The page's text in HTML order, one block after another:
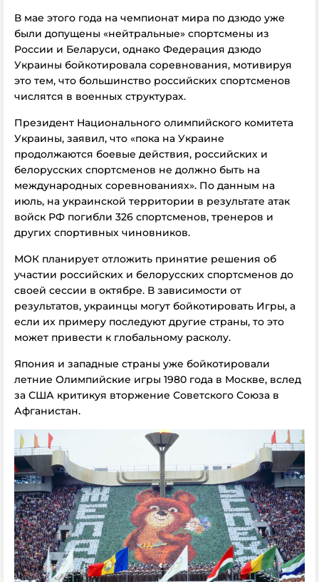
В мае этого года на чемпионат мира по дзюдо уже
были допущены «нейтральные» спортсмены из
России и Беларуси, однако Федерация дзюдо
Украины бойкотировала соревнования, мотивируя
это тем, что большинство российских спортсменов
числятся в военных структурах.
Президент Национального олимпийского комитета
Украины, заявил, что «пока на Украине
продолжаются боевые действия, российских и
белорусских спортсменов не должно быть на
международных соревнованиях». По данным на
июль, на украинской территории в результате атак
войск РФ погибли 326 спортсменов, тренеров и
других спортивных чиновников.
МОК планирует отложить принятие решения об
участии российских и белорусских спортсменов до
своей сессии в октябре. В зависимости от
результатов, украинцы могут бойкотировать Игры, а
если их примеру последуют другие страны, то это
может привести к глобальному расколу.
Япония и западные страны уже бойкотировали
летние Олимпийские игры 1980 года в Москве, вслед
за США критикуя вторжение Советского Союза в
Афганистан.